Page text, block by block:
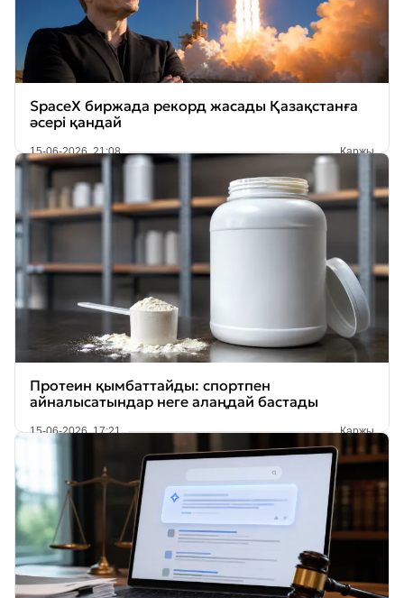
SpaceX биржада рекорд жасады Қазақстанға
әсері қандай
15-06-2026, 21:08 Қаржы
Протеин қымбаттайды: спортпен
айналысатындар неге алаңдай бастады
15-06-2026, 17:21 Қаржы